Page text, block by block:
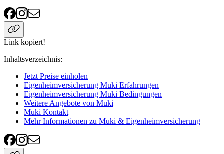
Link kopiert!
Inhaltsverzeichnis:
Jetzt Preise einholen
Eigenheimversicherung Muki Erfahrungen
Eigenheimversicherung Muki Bedingungen
Weitere Angebote von Muki
Muki Kontakt
Mehr Informationen zu Muki & Eigenheimversicherung